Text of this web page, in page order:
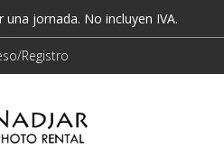
jornada. No incluyen IVA.
Registro